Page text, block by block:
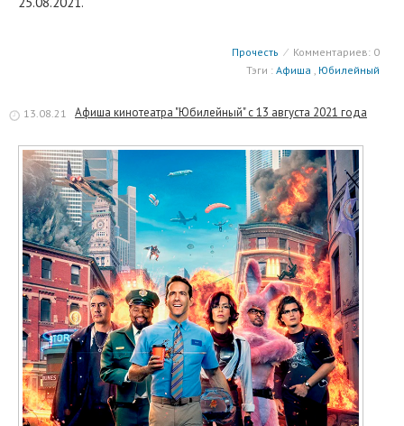
Прочесть ⁄ Комментариев: 0
Тэги : Афиша , Юбилейный
13.08.21 Афиша кинотеатра "Юбилейный" c 13 августа 2021 года